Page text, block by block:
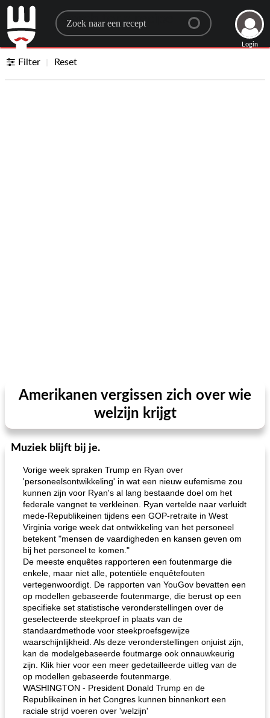
Search for a recipe
Login
Filter Reset
Amerikanen vergissen zich over wie
welzijn krijgt
Muziek blijft bij je.
Vorige week spraken Trump en Ryan over
'personeelsontwikkeling' in wat een nieuw eufemisme zou
kunnen zijn voor Ryan's al lang bestaande doel om het
federale vangnet te verkleinen. Ryan vertelde naar verluidt
mede-Republikeinen tijdens een GOP-retraite in West
Virginia vorige week dat ontwikkeling van het personeel
betekent "mensen de vaardigheden en kansen geven om
bij het personeel te komen."
De meeste enquêtes rapporteren een foutenmarge die
enkele, maar niet alle, potentiële enquêtefouten
vertegenwoordigt. De rapporten van YouGov bevatten een
op modellen gebaseerde foutenmarge, die berust op een
specifieke set statistische veronderstellingen over de
geselecteerde steekproef in plaats van de
standaardmethode voor steekproefsgewijze
waarschijnlijkheid. Als deze veronderstellingen onjuist zijn,
kan de modelgebaseerde foutmarge ook onnauwkeurig
zijn. Klik hier voor een meer gedetailleerde uitleg van de
op modellen gebaseerde foutenmarge.
WASHINGTON - President Donald Trump en de
Republikeinen in het Congres kunnen binnenkort een
raciale strijd voeren over 'welzijn'